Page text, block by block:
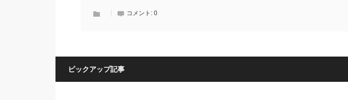
コメント: 0
ピックアップ記事